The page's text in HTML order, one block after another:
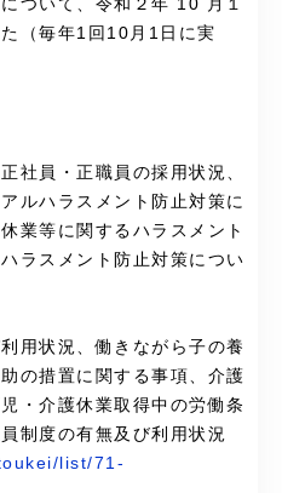
ついて、令和２年 10 月１
（毎年1回10月1日に実
社員・正職員の採用状況、
ルハラスメント防止対策に
業等に関するハラスメント
ラスメント防止対策につい
用状況、働きながら子の養
の措置に関する事項、介護
・介護休業取得中の労働条
制度の有無及び利用状況
list/71-